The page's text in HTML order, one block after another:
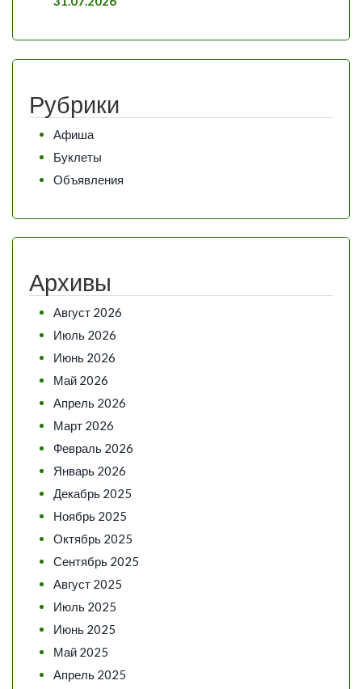
Рубрики
Афиша
Буклеты
Объявления
Архивы
Август 2026
Июль 2026
Июнь 2026
Май 2026
Апрель 2026
Март 2026
Февраль 2026
Январь 2026
Декабрь 2025
Ноябрь 2025
Октябрь 2025
Сентябрь 2025
Август 2025
Июль 2025
Июнь 2025
Май 2025
Апрель 2025